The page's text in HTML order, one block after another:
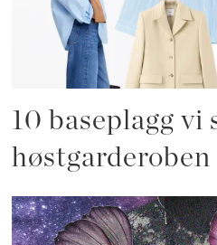
10 baseplagg vi